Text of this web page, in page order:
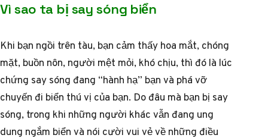
Vì sao ta bị say sóng biển
Khi bạn ngồi trên tàu, bạn cảm thấy hoa mắt, chóng
mặt, buồn nôn, người mệt mỏi, khó chịu, thì đó là lúc
chứng say sóng đang “hành hạ” bạn và phá vỡ
chuyến đi biển thú vị của bạn. Do đâu mà bạn bị say
sóng, trong khi những người khác vẫn đang ung
dung ngắm biển và nói cười vui vẻ về những điều